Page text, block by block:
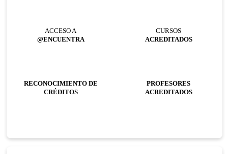
ACCESO A
@ENCUENTRA
CURSOS
ACREDITADOS
RECONOCIMIENTO DE
CRÉDITOS
PROFESORES
ACREDITADOS